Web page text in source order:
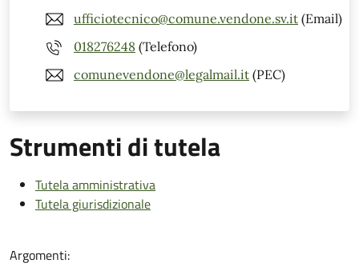
ufficiotecnico@comune.vendone.sv.it (Email)
018276248 (Telefono)
comunevendone@legalmail.it (PEC)
Strumenti di tutela
Tutela amministrativa
Tutela giurisdizionale
Argomenti: